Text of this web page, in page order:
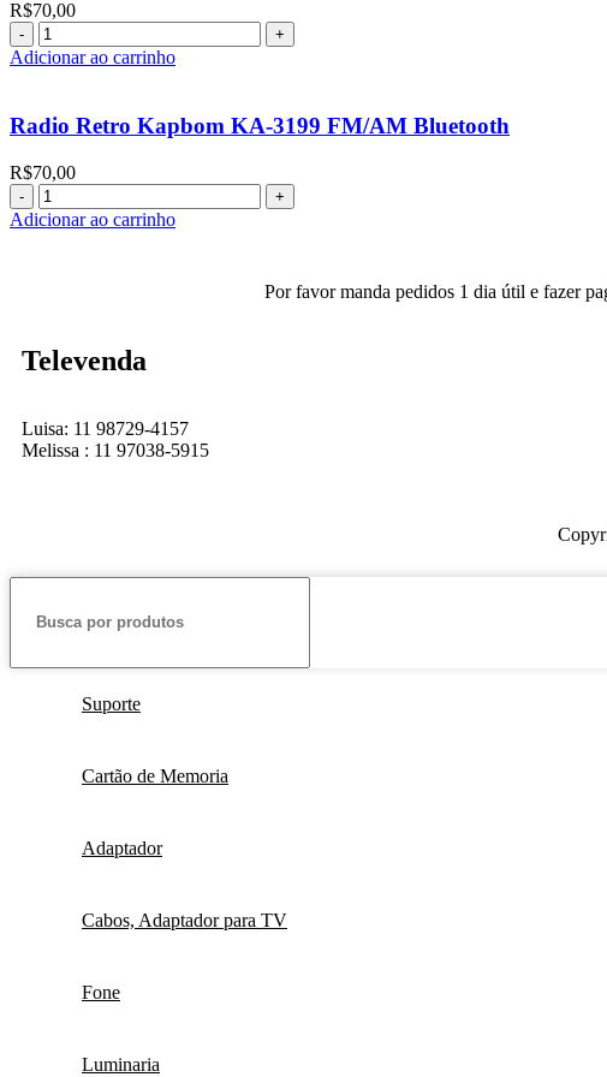
R$70,00
Adicionar ao carrinho
Radio Retro Kapbom KA-3199 FM/AM Bluetooth
R$70,00
Adicionar ao carrinho
Por favor manda pedidos 1 dia útil e fazer
Televenda
Luisa: 11 98729-4157
Melissa : 11 97038-5915
Suporte
Cartão de Memoria
Adaptador
Cabos, Adaptador para TV
Fone
Luminaria